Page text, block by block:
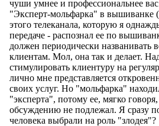
чуши умнее и профессиональнее
"Эксперт-мольфарка" в вышиванке
этого телеканала, которую я
передаче - распознал ее по
должен периодически
клиентам. Мол, она так и делает.
стимулировать клиентуру на
лично мне представляется
своих услуг. Но "мольфарка"
"эксперта", потому ее, мягко
обсуждению не подлежал. Я сразу
человека выбрали на роль "злодея"?